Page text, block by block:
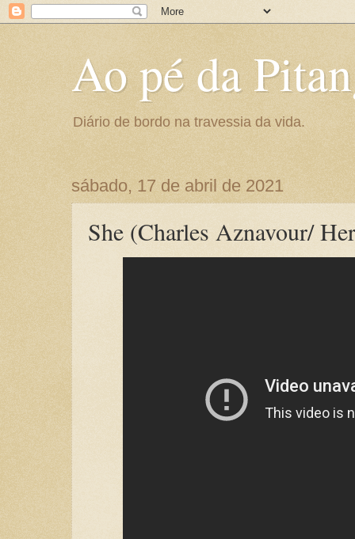
Ao pé da
Diário de bordo na travessia da vida.
sábado, 17 de abril de 2021
She (Charles Aznavour/